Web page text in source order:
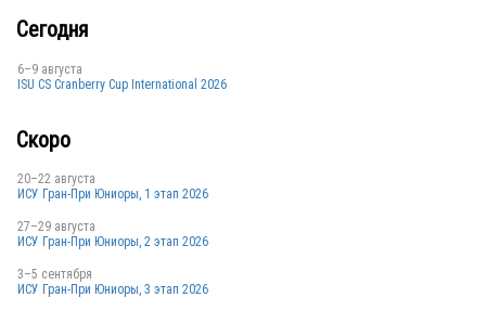
USA
USA
Сегодня
6–9 августа
ISU CS Cranberry Cup International 2026
Скоро
20–22 августа
ИСУ Гран-При Юниоры, 1 этап 2026
27–29 августа
ИСУ Гран-При Юниоры, 2 этап 2026
3–5 сентября
ИСУ Гран-При Юниоры, 3 этап 2026